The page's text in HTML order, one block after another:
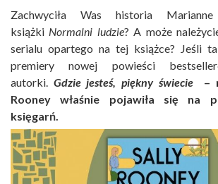
Zachwyciła Was historia
książki Normalni ludzie? A może
serialu opartego na tej książce? Jeśli
premiery nowej powieści
autorki. Gdzie jesteś, piękny świecie–
Rooney właśnie pojawiła się na
księgarń.